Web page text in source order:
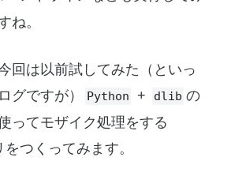
ね。
回は以前試してみた（といっ
グですが）
Python + dlib の
ってモザイク処理をする
をつくってみます。